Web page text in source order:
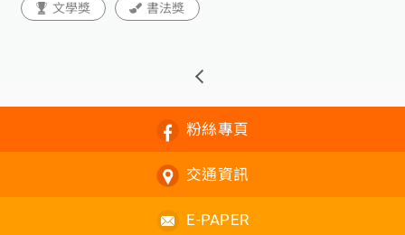
文學獎 書法獎
粉絲專頁
交通資訊
E-PAPER